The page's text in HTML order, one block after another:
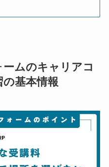
ムのキャリアコ
基本情報